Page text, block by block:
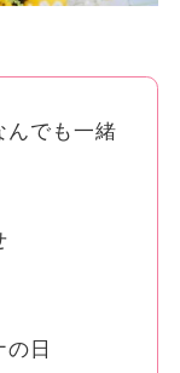
んでも一緒
日